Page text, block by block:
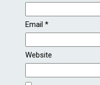
Email *
Website